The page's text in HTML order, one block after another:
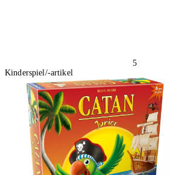
5
Kinderspiel/-artikel